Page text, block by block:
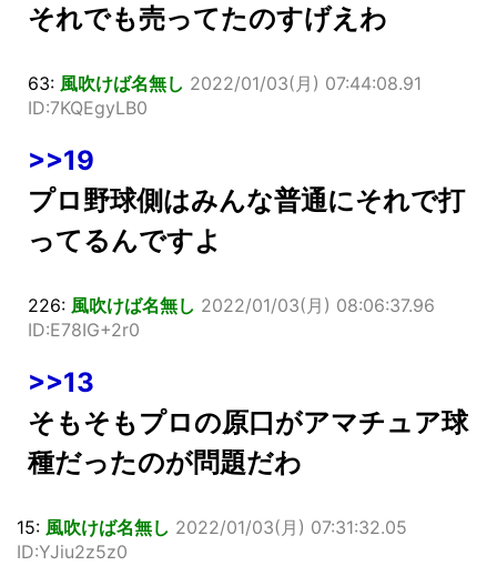
それでも売ってたのすげえわ
63: 風吹けば名無し 2022/01/03(月) 07:44:08.91
ID:7KQEgyLB0
>>19
プロ野球側はみんな普通にそれで打
ってるんですよ
226: 風吹けば名無し 2022/01/03(月) 08:06:37.96
ID:E78IG+2r0
>>13
そもそもプロの原口がアマチュア球
種だったのが問題だわ
15: 風吹けば名無し 2022/01/03(月) 07:31:32.05
ID:YJiu2z5z0